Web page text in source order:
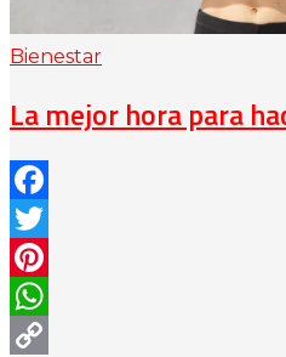
Bienestar
La mejor hora para
Facebook
Twitter
Pinterest
WhatsApp